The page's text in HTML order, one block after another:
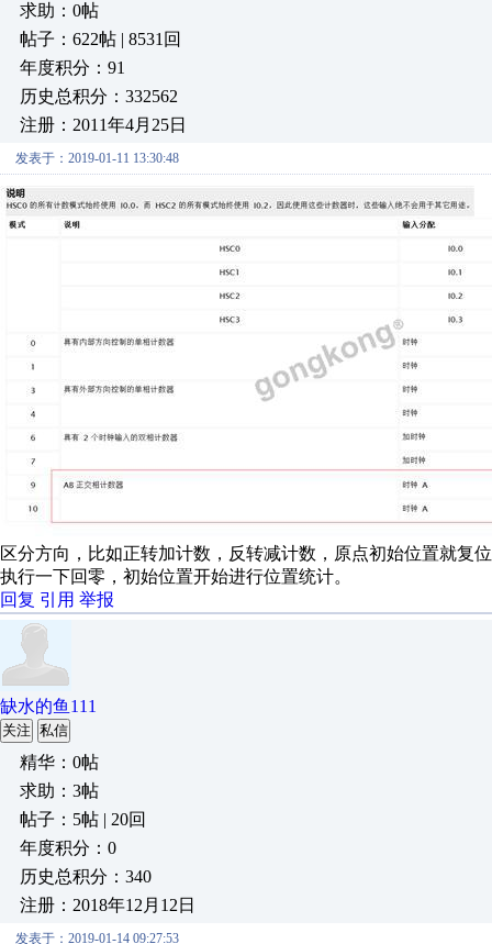
求助：0帖
帖子：622帖 | 8531回
年度积分：91
历史总积分：332562
注册：2011年4月25日
发表于：2019-01-11 13:30:48
区分方向，比如正转加计数，反转减计数，原点初始位置就复
执行一下回零，初始位置开始进行位置统计。
回复 引用 举报
缺水的鱼111
关注 私信
精华：0帖
求助：3帖
帖子：5帖 | 20回
年度积分：0
历史总积分：340
注册：2018年12月12日
发表于：2019-01-14 09:27:53